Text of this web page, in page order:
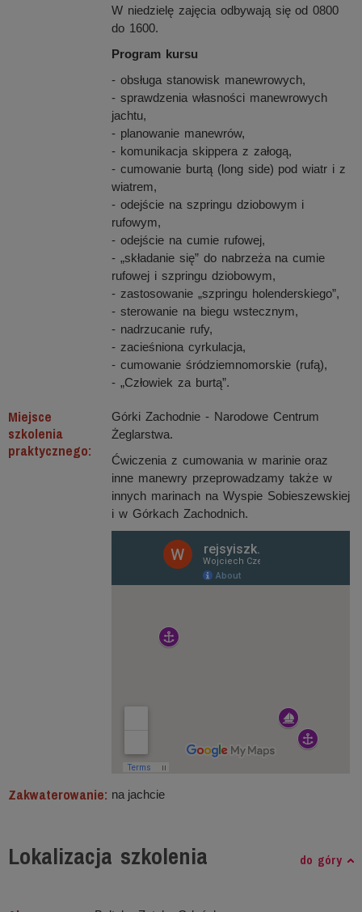
W niedzielę zajęcia odbywają się od 0800
do 1600.
Program kursu
- obsługa stanowisk manewrowych,
- sprawdzenia własności manewrowych
jachtu,
- planowanie manewrów,
- komunikacja skippera z załogą,
- cumowanie burtą (long side) pod wiatr i z
wiatrem,
- odejście na szpringu dziobowym i
rufowym,
- odejście na cumie rufowej,
- „składanie się” do nabrzeża na cumie
rufowej i szpringu dziobowym,
- zastosowanie „szpringu holenderskiego”,
- sterowanie na biegu wstecznym,
- nadrzucanie rufy,
- zacieśniona cyrkulacja,
- cumowanie śródziemnomorskie (rufą),
- „Człowiek za burtą”.
Miejsce
szkolenia
praktycznego:
Górki Zachodnie - Narodowe Centrum
Żeglarstwa.
Ćwiczenia z cumowania w marinie oraz
inne manewry przeprowadzamy także w
innych marinach na Wyspie Sobieszewskiej
i w Górkach Zachodnich.
Zakwaterowanie: na jachcie
Lokalizacja szkolenia do góry